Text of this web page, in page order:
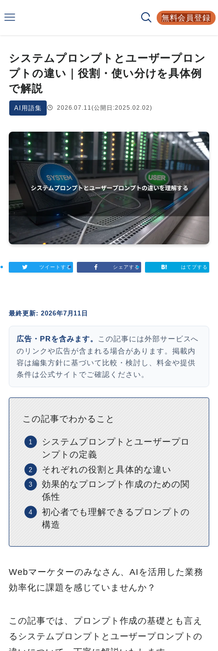
無料会員登録
システムプロンプトとユーザープロン
プトの違い｜役割・使い分けを具体例
で解説
AI用語集 2026.07.11(公開日:2025.02.02)
ツイートする シェアする はてブする
最終更新: 2026年7月11日
広告・PRを含みます。
この記事には外部サービスへ
のリンクや広告が含まれる場合があります。掲載内
容は編集方針に基づいて比較・検討し、料金や提供
条件は公式サイトでご確認ください。
この記事でわかること
システムプロンプトとユーザープロ
ンプトの定義
それぞれの役割と具体的な違い
効果的なプロンプト作成のための関
係性
初心者でも理解できるプロンプトの
構造
Webマーケターのみなさん、AIを活用した業務
効率化に課題を感じていませんか？
この記事では、プロンプト作成の基礎とも言え
るシステムプロンプトとユーザープロンプトの